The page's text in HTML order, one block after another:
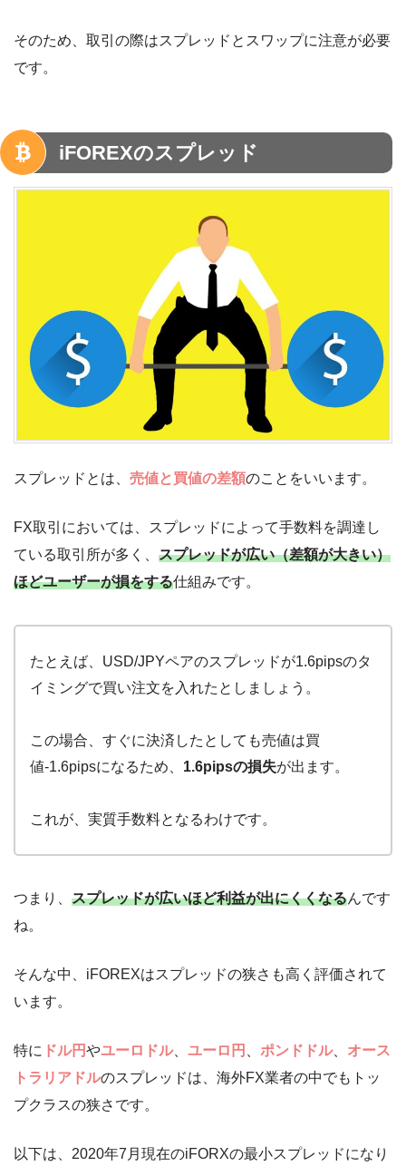
そのため、取引の際はスプレッドとスワップに注意が必要
です。
iFOREXのスプレッド
スプレッドとは、 売値と買値の差額のことをいいます。
FX取引においては、スプレッドによって手数料を調達し
ている取引所が多く、 スプレッドが広い（差額が大きい）
ほどユーザーが損をする仕組みです。
たとえば、USD/JPYペアのスプレッドが1.6pipsのタ
イミングで買い注文を入れたとしましょう。
この場合、すぐに決済したとしても売値は買
値-1.6pipsになるため、 1.6pipsの損失が出ます。
これが、実質手数料となるわけです。
つまり、 スプレッドが広いほど利益が出にくくなるんです
ね。
そんな中、iFOREXはスプレッドの狭さも高く評価されて
います。
特に ドル円やユーロドル、 ユーロ円 ポンドドル、 オース
トラリアドルのスプレッドは、海外FX業者の中でもトッ
プクラスの狭さです。
以下は、2020年7月現在のiFORXの最小スプレッドになり